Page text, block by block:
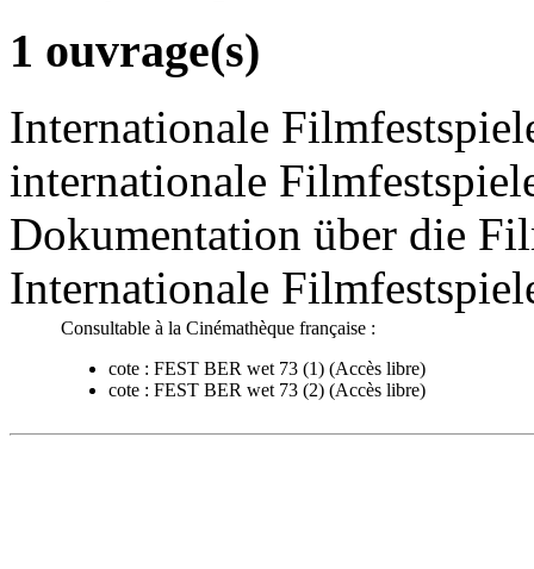
1 ouvrage(s)
Internationale
internationale
Dokumentation über die
Internationale
Consultable à la Cinémathèque française :
cote : FEST BER wet 73 (1) (Accès libre)
cote : FEST BER wet 73 (2) (Accès libre)